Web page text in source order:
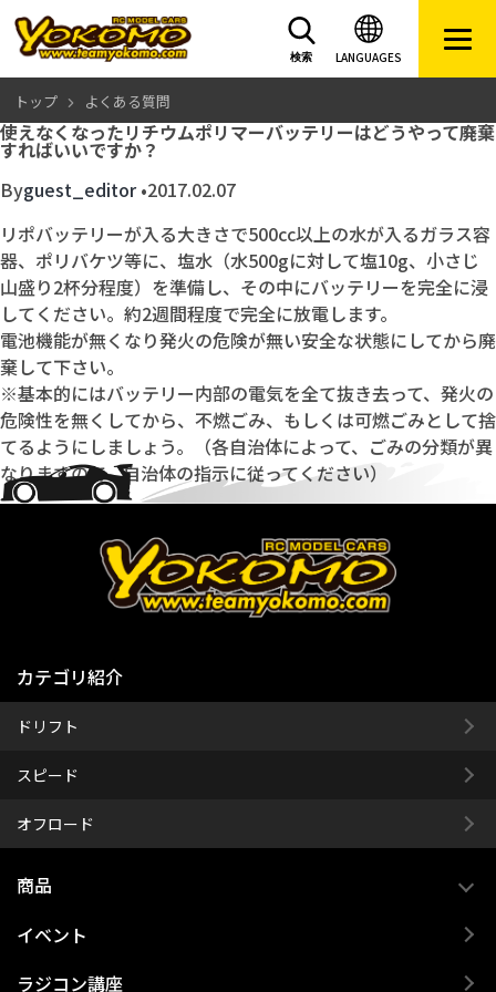
LANGUAGES
検索
トップ よくある質問
使えなくなったリチウムポリマーバッテリーはどうやって廃棄
すればいいですか？
Byguest_editor•2017.02.07
リポバッテリーが入る大きさで500cc以上の水が入るガラス容
器、ポリバケツ等に、塩水（水500gに対して塩10g、小さじ
山盛り2杯分程度）を準備し、その中にバッテリーを完全に浸
してください。約2週間程度で完全に放電します。
電池機能が無くなり発火の危険が無い安全な状態にしてから廃
棄して下さい。
※基本的にはバッテリー内部の電気を全て抜き去って、発火の
危険性を無くしてから、不燃ごみ、もしくは可燃ごみとして捨
てるようにしましょう。（各自治体によって、ごみの分類が異
なりますので、自治体の指示に従ってください）
カテゴリ紹介
ドリフト
スピード
オフロード
商品
イベント
ラジコン講座